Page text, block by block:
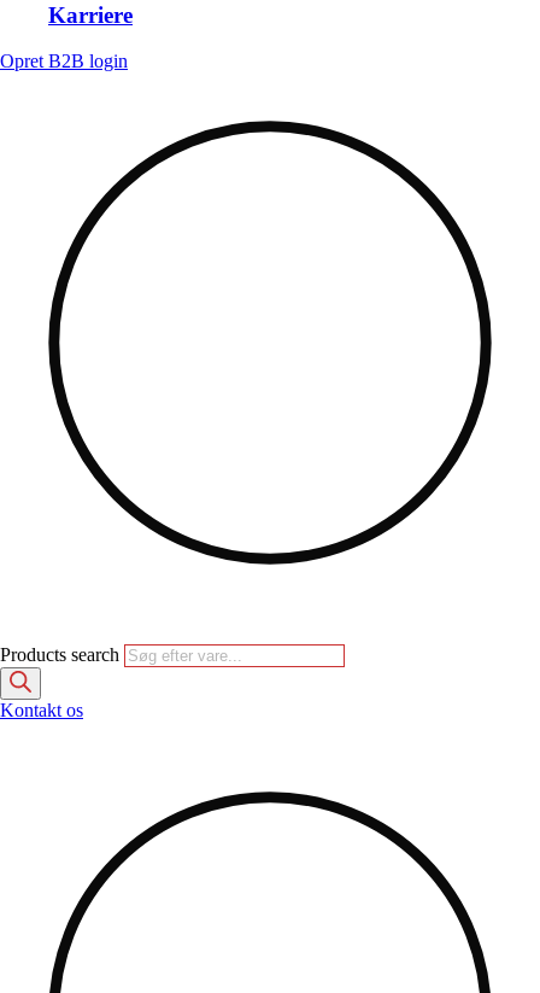
Karriere
Opret B2B login
Products search
Kontakt os